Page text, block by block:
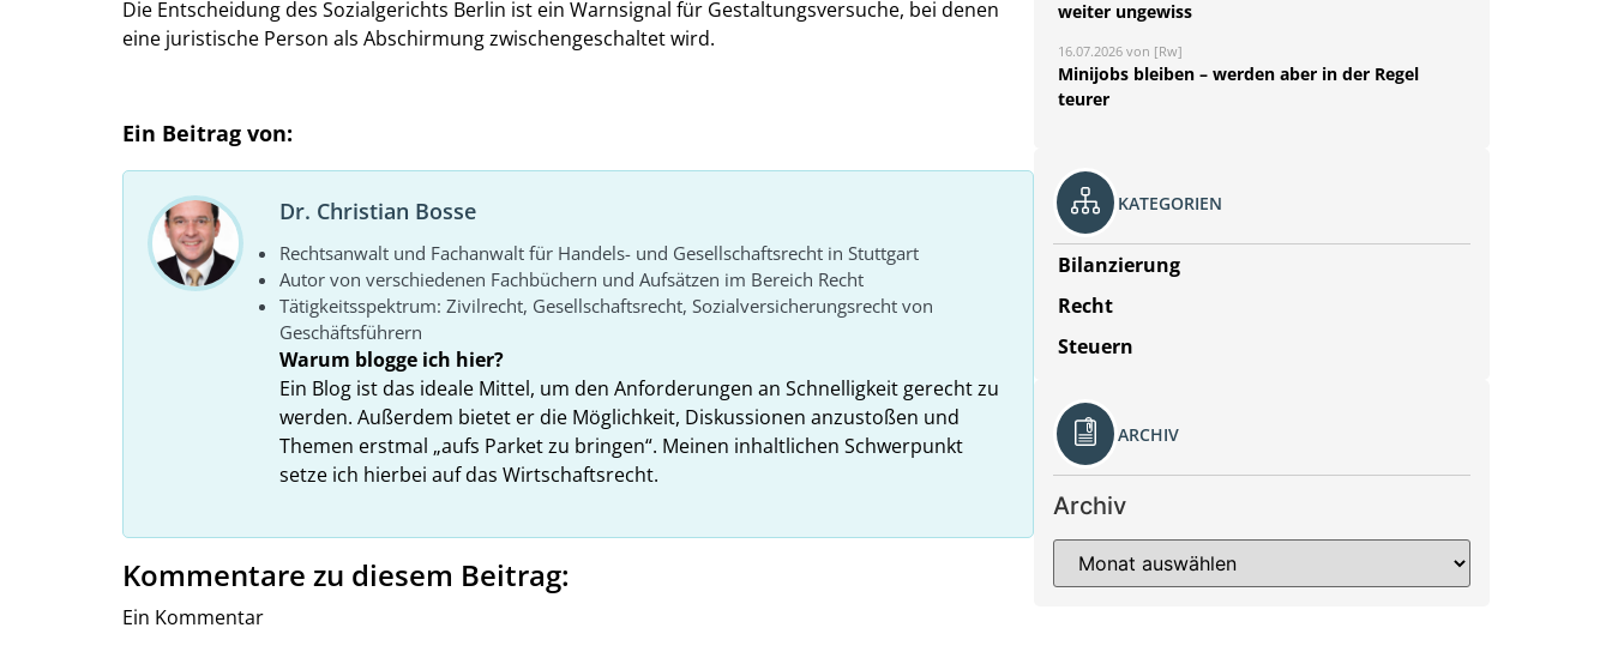
Die Entscheidung des Sozialgerichts Berlin ist ein Warnsignal für Gestaltungsversuche, bei denen
eine juristische Person als Abschirmung zwischengeschaltet wird.
Ein Beitrag von:
Dr. Christian Bosse
Rechtsanwalt und Fachanwalt für Handels- und Gesellschaftsrecht in Stuttgart
Autor von verschiedenen Fachbüchern und Aufsätzen im Bereich Recht
Tätigkeitsspektrum: Zivilrecht, Gesellschaftsrecht, Sozialversicherungsrecht von
Geschäftsführern
Warum blogge ich hier?
Ein Blog ist das ideale Mittel, um den Anforderungen an Schnelligkeit gerecht zu
werden. Außerdem bietet er die Möglichkeit, Diskussionen anzustoßen und
Themen erstmal „aufs Parket zu bringen“. Meinen inhaltlichen Schwerpunkt
setze ich hierbei auf das Wirtschaftsrecht.
Kommentare zu diesem Beitrag:
Ein Kommentar
weiter ungewiss
16.07.2026 von [Rw]
Minijobs bleiben – werden aber in der Regel
teurer
KATEGORIEN
Bilanzierung
Recht
Steuern
ARCHIV
Archiv